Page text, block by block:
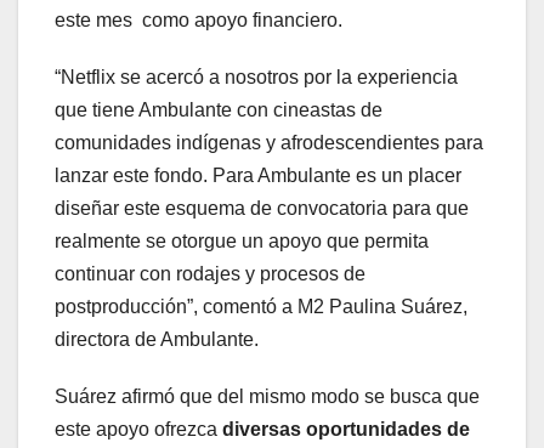
este mes como apoyo financiero.
“Netflix se acercó a nosotros por la experiencia
que tiene Ambulante con cineastas de
comunidades indígenas y afrodescendientes para
lanzar este fondo. Para Ambulante es un placer
diseñar este esquema de convocatoria para que
realmente se otorgue un apoyo que permita
continuar con rodajes y procesos de
postproducción”, comentó a M2 Paulina Suárez,
directora de Ambulante.
Suárez afirmó que del mismo modo se busca que
este apoyo ofrezca diversas oportunidades de